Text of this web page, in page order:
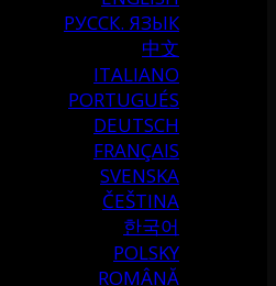
РУССК. ЯЗЫК
中文
ITALIANO
PORTUGUÉS
DEUTSCH
FRANÇAIS
SVENSKA
ČEŠTINA
한국어
POLSKY
ROMÂNĂ